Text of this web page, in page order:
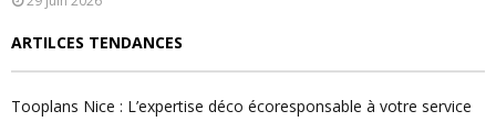
ARTILCES TENDANCES
Tooplans Nice : L’expertise déco écoresponsable à votre service